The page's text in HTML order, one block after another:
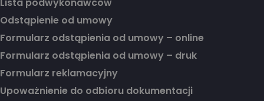
Lista podwykonawców
Odstąpienie od umowy
Formularz odstąpienia od umowy – online
Formularz odstąpienia od umowy – druk
Formularz reklamacyjny
Upoważnienie do odbioru dokumentacji